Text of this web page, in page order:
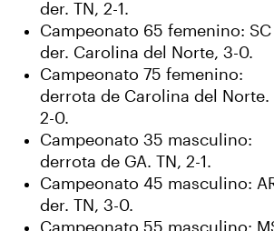
der. TN, 2-1.
Campeonato 65 femenino: SC
der. Carolina del Norte, 3-0.
Campeonato 75 femenino:
derrota de Carolina del Norte.
2-0.
Campeonato 35 masculino:
derrota de GA. TN, 2-1.
Campeonato 45 masculino:
der. TN, 3-0.
Campeonato 55 masculino: